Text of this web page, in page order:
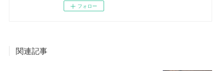
フォロー
関連記事